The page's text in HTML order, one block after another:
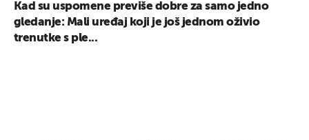
Kad su uspomene previše dobre za samo jedno
gledanje: Mali uređaj koji je još jednom oživio
trenutke s ple...
UKLJUČITE NOTIFIKACIJE